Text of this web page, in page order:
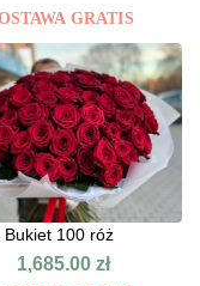
GRATIS
Bukiet 100 róż
1,685.00 zł